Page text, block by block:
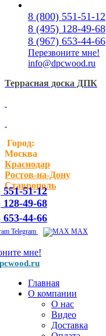
8 (800) 551-51-12
8 (495) 128-49-68
8 (967) 653-44-66
Перезвоните мне!
info@dpcwood.ru
Террасная доска ДПК
Город:
Москва
Краснодар
Ростов-на-Дону
Ставрополь
551-51-12
128-49-68
653-44-66
Telegram MAX
мне!
Главная
О компании
О нас
Видео
Доставка